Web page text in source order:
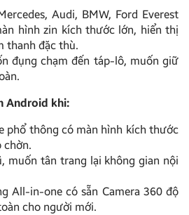
Audi, BMW, Ford Everest
hình zin kích thước lớn, hiển thị
thanh đặc thù.
đụng chạm đến táp-lô, muốn giữ
Android khi:
phổ thông có màn hình kích thước
chờn.
muốn tân trang lại không gian nội
All-in-one có sẵn Camera 360 độ
cho người mới.